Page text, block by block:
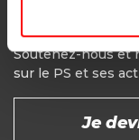
Soutenez-nous et
sur le PS et ses
Je